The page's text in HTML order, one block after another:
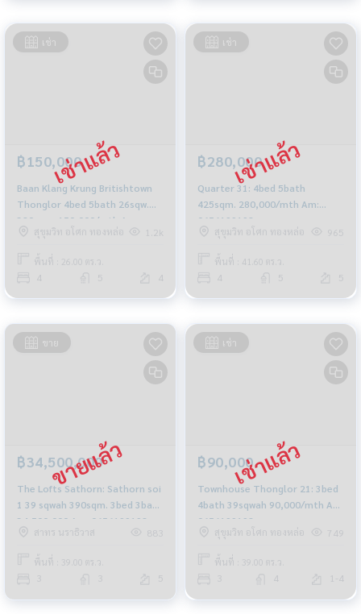
เช่า
฿150,000
Baan Klang Krung Britishtown
Thonglor 4bed 5bath 26sqw.
380sqm. 150,000/mth Am:
0656199198
สุขุมวิท อโศก ทองหล่อ 1.2k
พื้นที่ : 26.00 ตร.ว.
4 5 4
เช่า
฿280,000
Quarter 31: 4bed 5bath
425sqm. 280,000/mth Am:
0656199198
สุขุมวิท อโศก ทองหล่อ
965
พื้นที่ : 41.60 ตร.ว.
4 5 5
ขาย
฿34,500,000
The Lofts Sathorn: Sathorn soi
1 39 sqwah 390sqm. 3bed 3bath
34,500,000 Am: 0656199198
สาทร นราธิวาส
883
พื้นที่ : 39.00 ตร.ว.
5
เช่า
฿90,000
Townhouse Thonglor 21: 3bed
4bath 39sqwah 90,000/mth Am:
0656199198
สุขุมวิท อโศก ทองหล่อ
749
พื้นที่ : 39.00 ตร.ว.
4 1-4